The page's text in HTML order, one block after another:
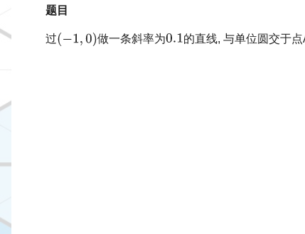
题目
过 做一条斜率为 的直线, 与单位圆交于